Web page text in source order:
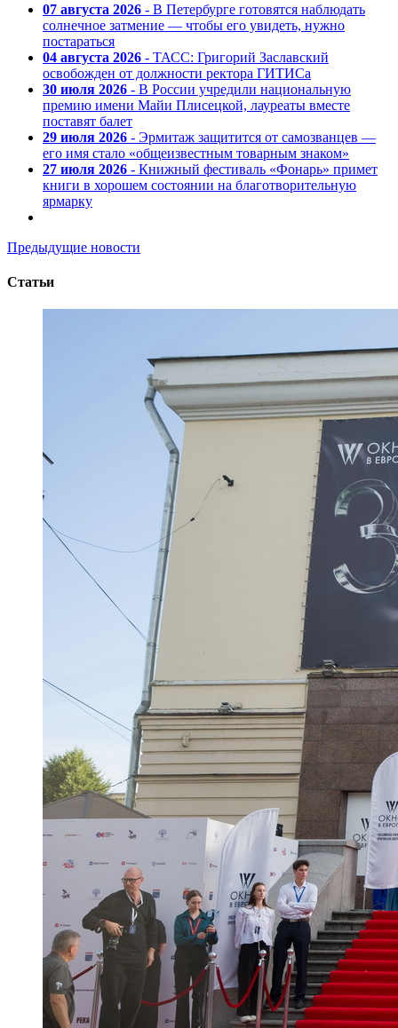
07 августа 2026 - В Петербурге готовятся наблюдать
солнечное затмение — чтобы его увидеть, нужно
постараться
04 августа 2026 - ТАСС: Григорий Заславский
освобожден от должности ректора ГИТИСа
30 июля 2026 - В России учредили национальную
премию имени Майи Плисецкой, лауреаты вместе
поставят балет
29 июля 2026 - Эрмитаж защитится от самозванцев —
его имя стало «общеизвестным товарным знаком»
27 июля 2026 - Книжный фестиваль «Фонарь» примет
книги в хорошем состоянии на благотворительную
ярмарку
Предыдущие новости
Статьи